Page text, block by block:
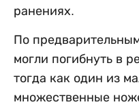
ранениях.
По
могли погибнуть в
тогда как один из
множественные